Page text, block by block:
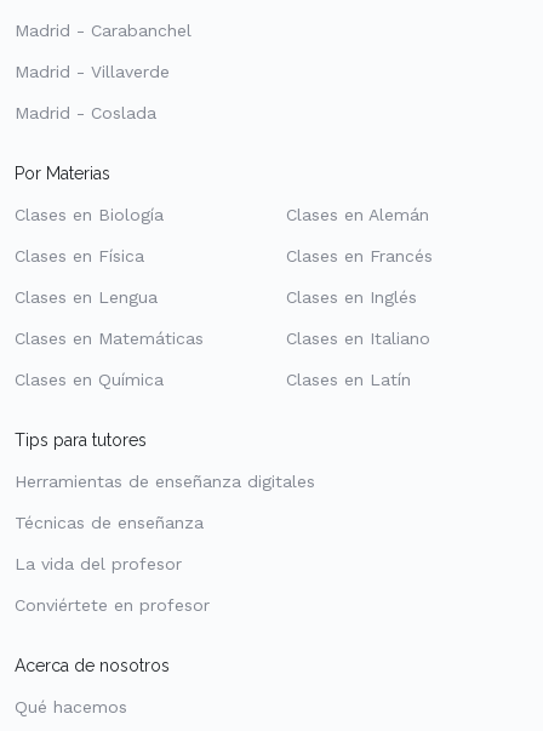
Madrid - Carabanchel
Madrid - Villaverde
Madrid - Coslada
Por Materias
Clases en Biología
Clases en Física
Clases en Lengua
Clases en Matemáticas
Clases en Química
Clases en Alemán
Clases en Francés
Clases en Inglés
Clases en Italiano
Clases en Latín
Tips para tutores
Herramientas de enseñanza digitales
Técnicas de enseñanza
La vida del profesor
Conviértete en profesor
Acerca de nosotros
Qué hacemos